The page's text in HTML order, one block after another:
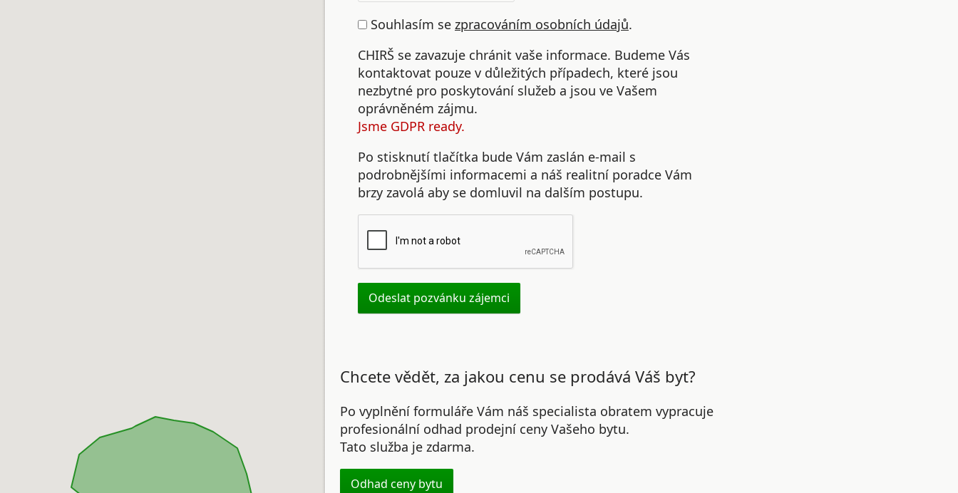
Souhlasím se zpracováním osobních údajů.
CHIRŠ se zavazuje chránit vaše informace. Budeme Vás
kontaktovat pouze v důležitých případech, které jsou
nezbytné pro poskytování služeb a jsou ve Vašem
oprávněném zájmu.
Jsme GDPR ready.
Po stisknutí tlačítka bude Vám zaslán e-mail s
podrobnějšími informacemi a náš realitní poradce Vám
brzy zavolá aby se domluvil na dalším postupu.
Chcete vědět, za jakou cenu se prodává Váš byt?
Po vyplnění formuláře Vám náš specialista obratem vypracuje
profesionální odhad prodejní ceny Vašeho bytu.
Tato služba je zdarma.
Odhad ceny bytu